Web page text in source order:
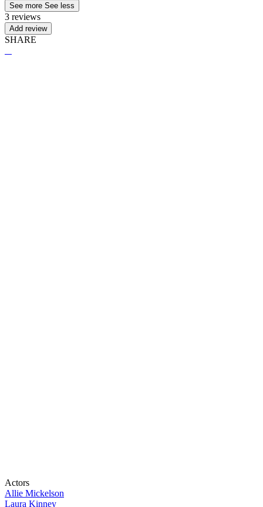
See more See less
3 reviews
Add review
SHARE
Actors
Allie Mickelson
Laura Kinney